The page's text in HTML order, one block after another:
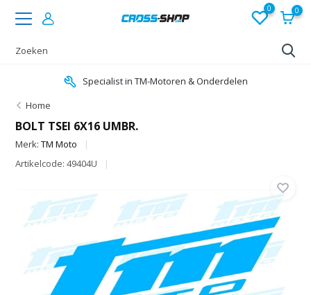
0 0
Specialist in TM-Motoren & Onderdelen
Home
BOLT TSEI 6X16 UMBR.
Merk:TM Moto
Artikelcode: 49404U